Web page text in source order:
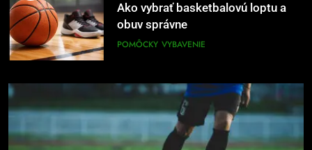
Ako vybrať basketbalovú loptu a
obuv správne
POMÔCKY VYBAVENIE
6
Ako kombinovať rôzne tréningové
pomôcky
POMÔCKY VYBAVENIE